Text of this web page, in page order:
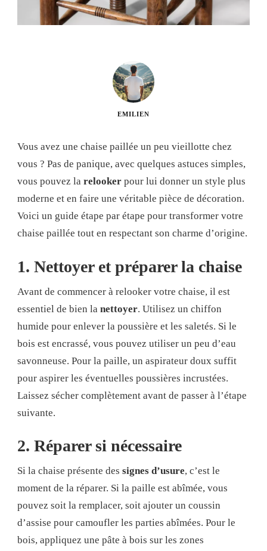
EMILIEN
Vous avez une chaise paillée un peu vieillotte chez
vous ? Pas de panique, avec quelques astuces simples,
vous pouvez la relooker pour lui donner un style plus
moderne et en faire une véritable pièce de décoration.
Voici un guide étape par étape pour transformer votre
chaise paillée tout en respectant son charme d’origine.
1. Nettoyer et préparer la chaise
Avant de commencer à relooker votre chaise, il est
essentiel de bien la nettoyer. Utilisez un chiffon
humide pour enlever la poussière et les saletés. Si le
bois est encrassé, vous pouvez utiliser un peu d’eau
savonneuse. Pour la paille, un aspirateur doux suffit
pour aspirer les éventuelles poussières incrustées.
Laissez sécher complètement avant de passer à l’étape
suivante.
2. Réparer si nécessaire
Si la chaise présente des signes d’usure, c’est le
moment de la réparer. Si la paille est abîmée, vous
pouvez soit la remplacer, soit ajouter un coussin
d’assise pour camoufler les parties abîmées. Pour le
bois, appliquez une pâte à bois sur les zones